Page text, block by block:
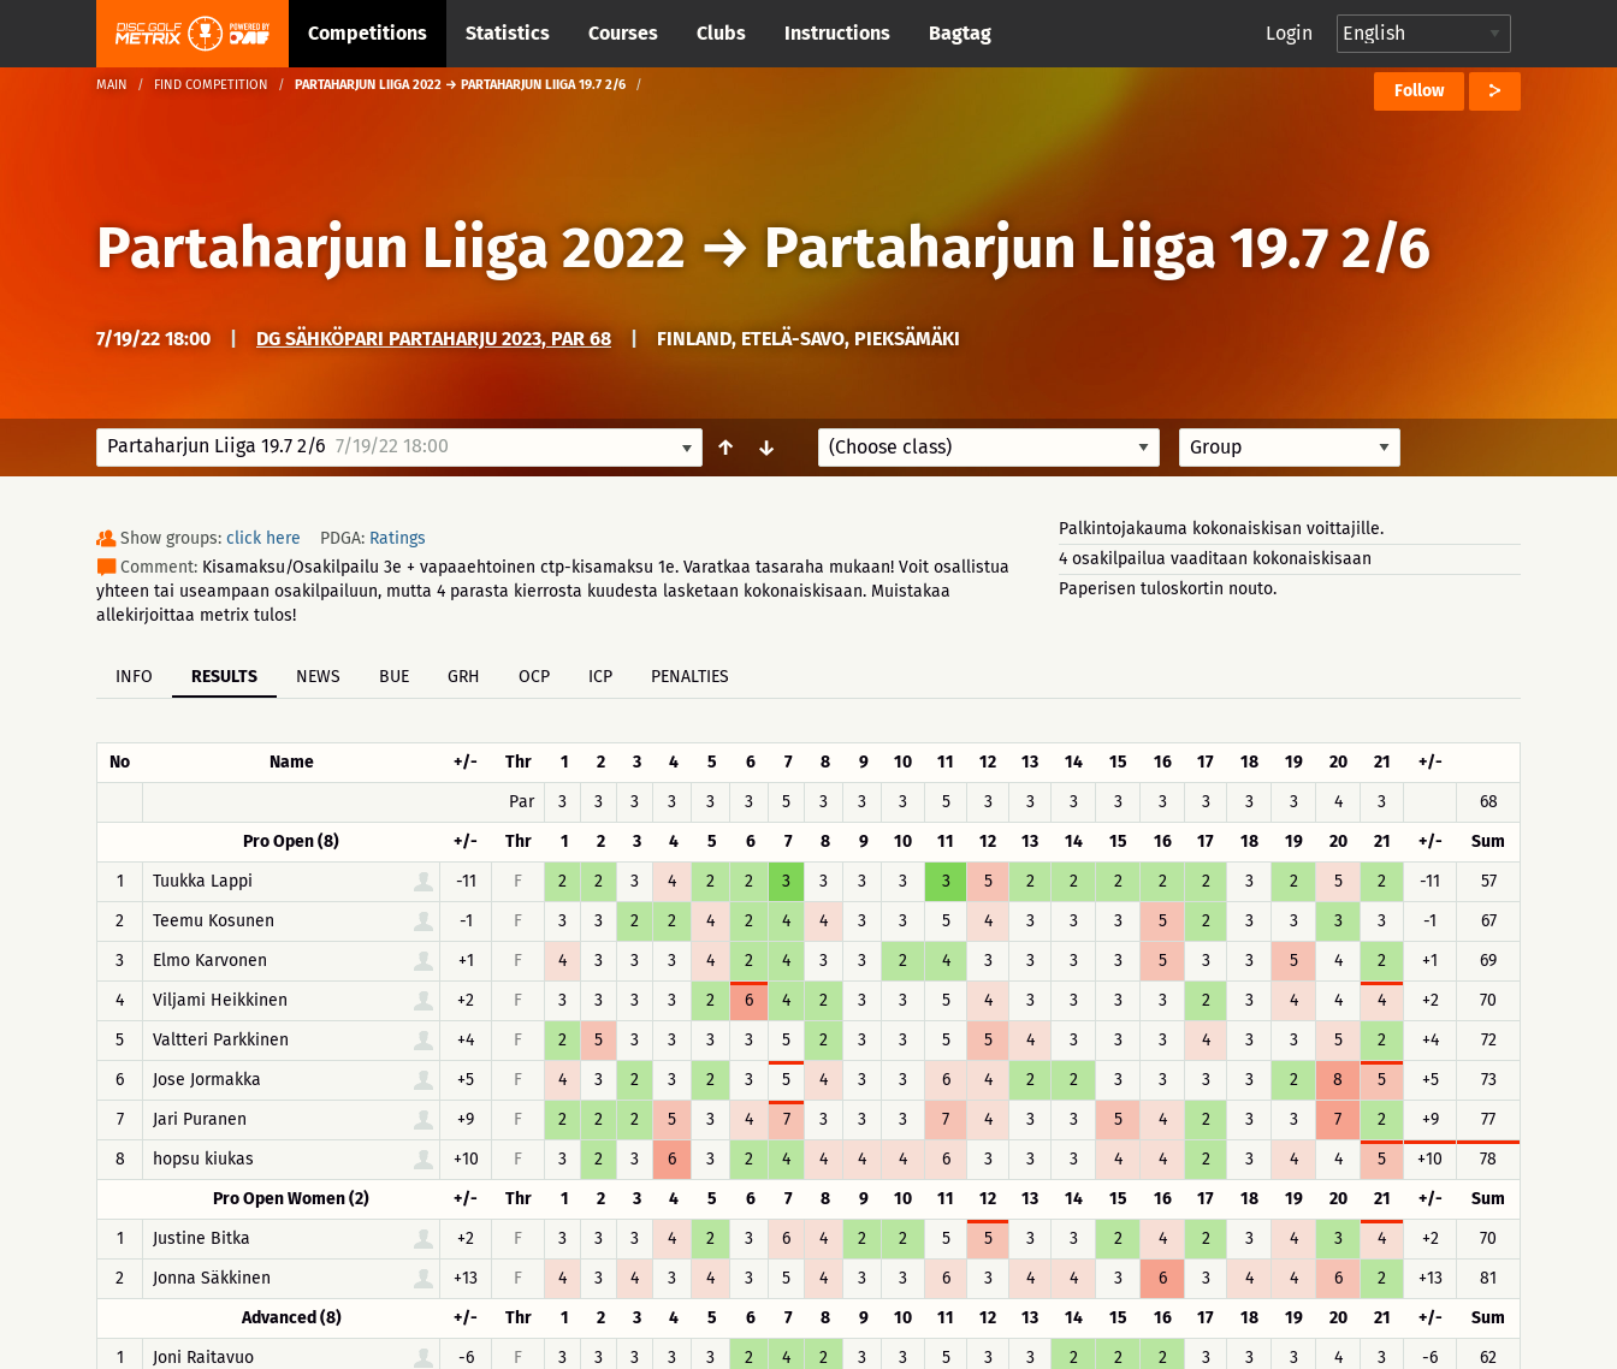
Competitions Statistics Courses Clubs Instructions Bagtag Login
MAIN FIND COMPETITION PARTAHARJUN LIIGA 2022 → PARTAHARJUN LIIGA 19.7 2/6 Follow
Partaharjun Liiga 2022 → Partaharjun Liiga 19.7 2/6
7/19/22 18:00 DG SÄHKÖPARI PARTAHARJU 2023, PAR 68 FINLAND, ETELÄ-SAVO, PIEKSÄMÄKI
Partaharjun Liiga 19.7 2/6 7/19/22 18:00 ↑ ↓
Show groups: click here PDGA: Ratings
Comment: Kisamaksu/Osakilpailu 3e + vapaaehtoinen ctp-kisamaksu 1e. Varatkaa tasaraha mukaan! Voit osallistua
yhteen tai useampaan osakilpailuun, mutta 4 parasta kierrosta kuudesta lasketaan kokonaiskisaan. Muistakaa
allekirjoittaa metrix tulos!
Palkintojakauma kokonaiskisan voittajille.
4 osakilpailua vaaditaan kokonaiskisaan
Paperisen tuloskortin nouto.
INFO RESULTS NEWS BUE GRH OCP ICP PENALTIES
No Name +/- Thr 1 2 3 4 5 6 7 8 9 10 11 12 13 14 15 16 17 18 19 20 21
+/-
Par
3 3 3 3 3 3 5 3 3 3 5 3 3 3 3 3 3 3 3 4 3
68
Pro Open (8)
+/- Thr 1 2 3 4 5 6 7 8 9 10 11 12 13 14 15 16 17 18 19 20 21 +/-
Sum
1
Tuukka Lappi -11 F 2 2 3 4 2 2 3 3 3 3 3 5 2 2 2 2 2 3 2 5 2 -11
57
2
Teemu Kosunen -1 F 3 3 2 2 4 2 4 4 3 3 5 4 3 3 3 5 2 3 3 3 3 -1
67
3
Elmo Karvonen +1 F 4 3 3 3 4 2 4 3 3 2 4 3 3 3 3 5 3 3 5 4 2 +1
69
4
Viljami Heikkinen +2 F 3 3 3 3 2 6 4 2 3 3 5 4 3 3 3 3 2 3 4 4 4 +2
70
5
Valtteri Parkkinen +4 F 2 5 3 3 3 3 5 2 3 3 5 5 4 3 3 3 4 3 3 5 2 +4
72
6
Jose Jormakka +5 F 4 3 2 3 2 3 5 4 3 3 6 4 2 2 3 3 3 3 2 8 5 +5
73
7
Jari Puranen +9 F 2 2 2 5 3 4 7 3 3 3 7 4 3 3 5 4 2 3 3 7 2 +9
77
8
hopsu kiukas +10 F 3 2 3 6 3 2 4 4 4 4 6 3 3 3 4 4 2 3 4 4 5 +10
78
Pro Open Women (2)
+/- Thr 1 2 3 4 5 6 7 8 9 10 11 12 13 14 15 16 17 18 19 20 21 +/-
Sum
1
Justine Bitka +2 F 3 3 3 4 2 3 6 4 2 2 5 5 3 3 2 4 2 3 4 3 4 +2
70
2
Jonna Säkkinen +13 F 4 3 4 3 4 3 5 4 3 3 6 3 4 4 3 6 3 4 4 6 2 +13
81
Advanced (8)
+/- Thr 1 2 3 4 5 6 7 8 9 10 11 12 13 14 15 16 17 18 19 20 21 +/-
Sum
1
Joni Raitavuo -6 F 3 3 3 3 3 2 4 2 3 3 5 3 3 2 2 2 3 3 3 4 3 -6
62